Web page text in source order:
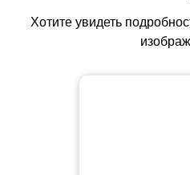
Хотите увидеть